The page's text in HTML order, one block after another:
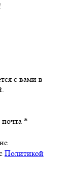
с вами в
*
Политикой